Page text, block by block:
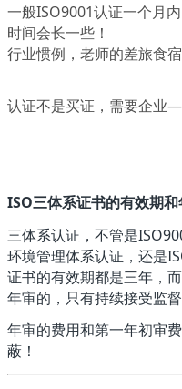
一般ISO9001认证一个月
时间会长一些！
行业惯例，老师的差旅食
认证不是买证，需要企业
ISO三体系证书的有效期
三体系认证，不管是
环境管理体系认证，还是
证书的有效期都是三年，
年审的，只有持续接受监
年审的费用和第一年初审
蔽！